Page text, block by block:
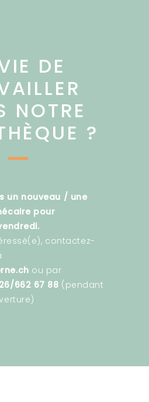
DE
NOTRE
?
un nouveau / une
pour
contactez-
ou par
662 67 88 (pendant